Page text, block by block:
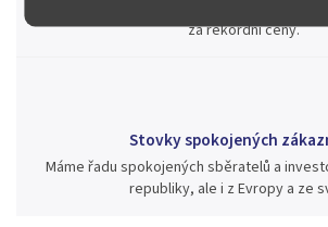
za rekordní ceny.
Stovky spokojených
Máme řadu spokojených sběratelů a
republiky, ale i z Evropy a ze